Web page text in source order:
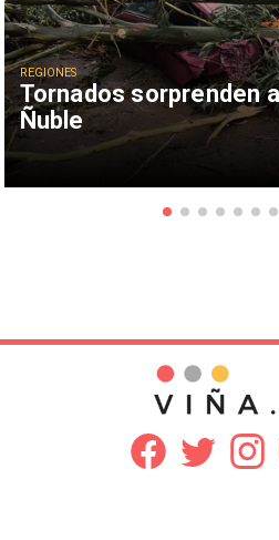
Tornados sorprenden
Ñuble
REGIONES